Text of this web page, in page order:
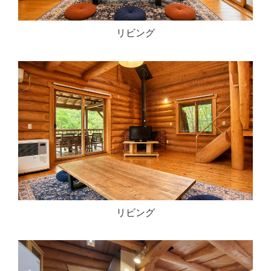
リビング
リビング